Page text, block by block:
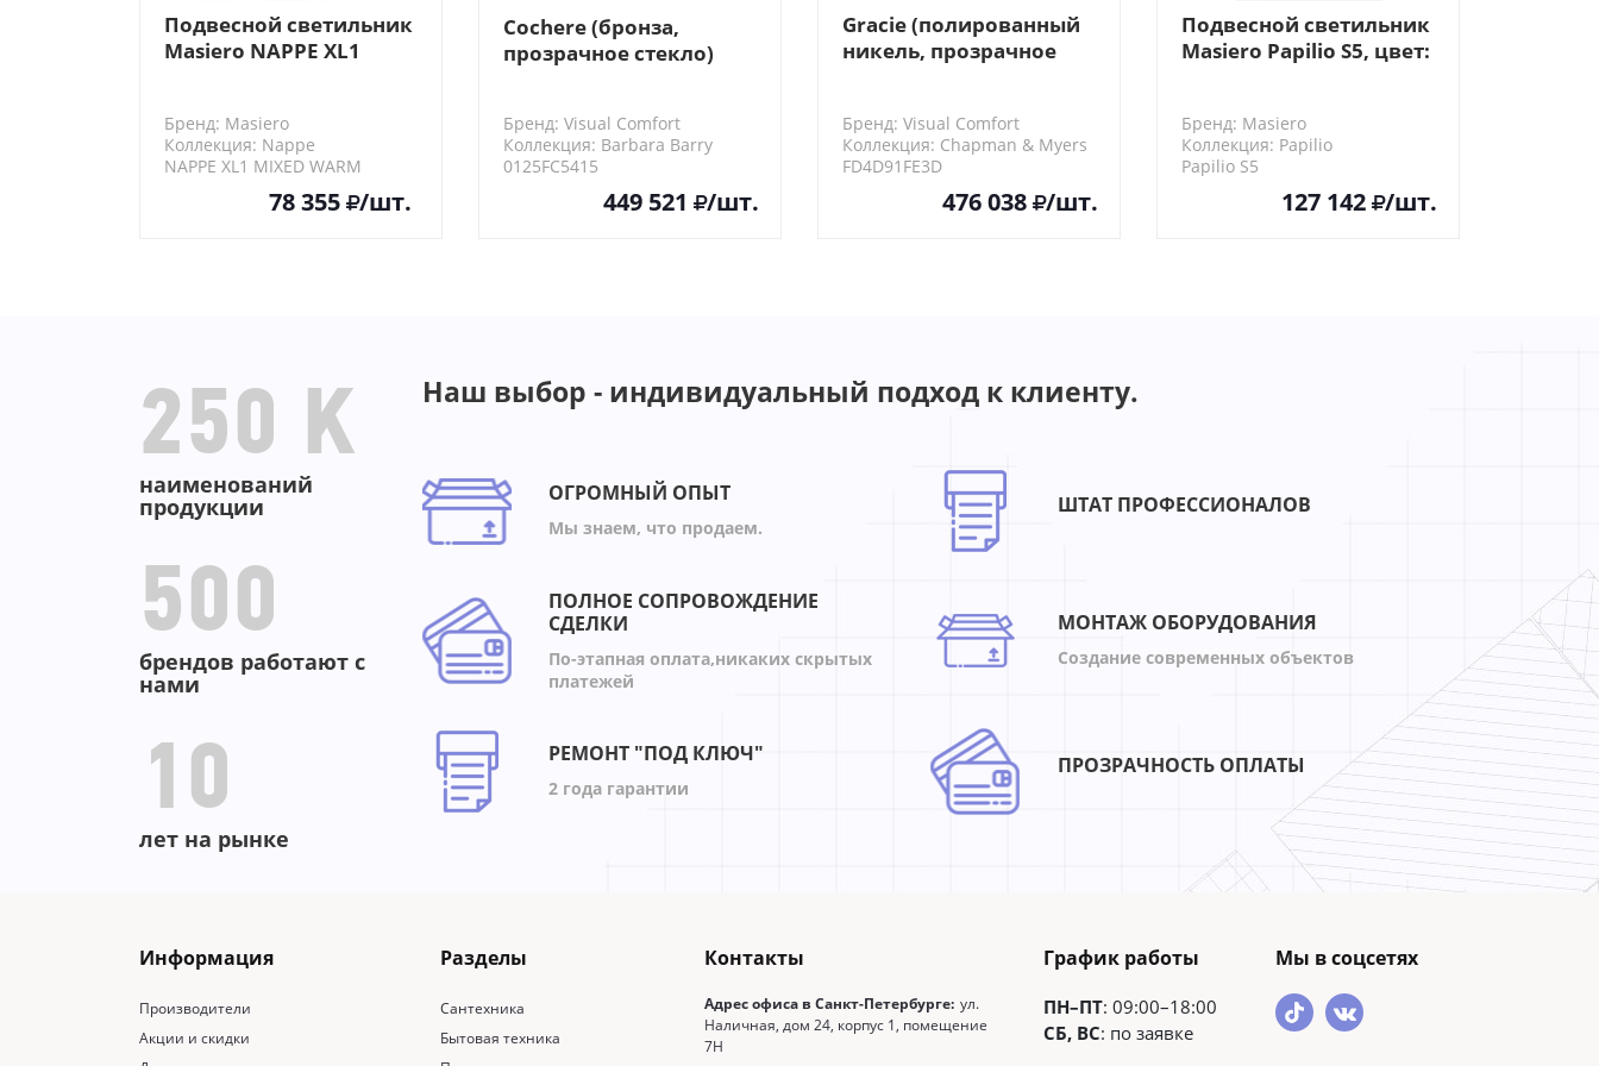
Подвесной светильник
Masiero NAPPE XL1
Бренд: Masiero
Коллекция: Nappe
NAPPE XL1 MIXED WARM
78 355 /шт.
Cochere (бронза,
прозрачное стекло)
Бренд: Visual Comfort
Коллекция: Barbara Barry
0125FC5415
449 521 /шт.
Gracie (полированный
никель, прозрачное
Бренд: Visual Comfort
Коллекция: Chapman & Myers
FD4D91FE3D
476 038 /шт.
Подвесной светильник
Masiero Papilio S5, цвет:
Бренд: Masiero
Коллекция: Papilio
Papilio S5
127 142 /шт.
250 K
наименований
продукции
500
брендов работают с
нами
10
лет на рынке
Наш выбор - индивидуальный подход к клиенту.
ОГРОМНЫЙ ОПЫТ
Мы знаем, что продаем.
ШТАТ ПРОФЕССИОНАЛОВ
ПОЛНОЕ СОПРОВОЖДЕНИЕ
СДЕЛКИ
По-этапная оплата,никаких скрытых
платежей
МОНТАЖ ОБОРУДОВАНИЯ
Создание современных объектов
РЕМОНТ "ПОД КЛЮЧ"
2 года гарантии
ПРОЗРАЧНОСТЬ ОПЛАТЫ
Информация
Производители
Акции и скидки
Разделы
Сантехника
Бытовая техника
Контакты
Адрес офиса в Санкт-Петербурге: ул.
Наличная, дом 24, корпус 1, помещение
7Н
График работы
ПН–ПТ: 09:00–18:00
СБ, ВС: по заявке
Мы в соцсетях